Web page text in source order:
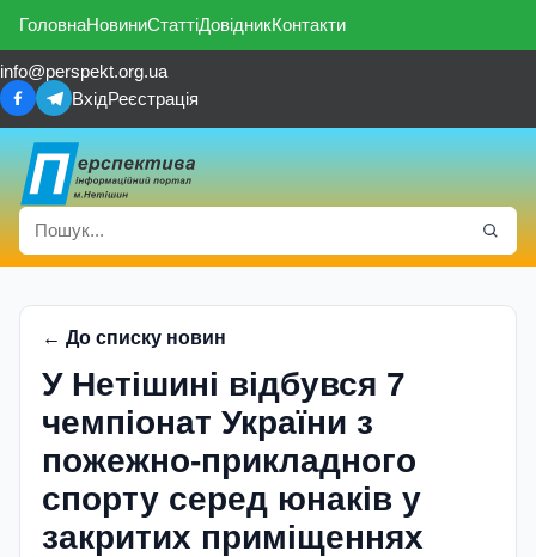
ГоловнаНовиниСтаттіДовідникКонтакти
info@perspekt.org.ua
ВхідРеєстрація
← До списку новин
У Нетішині відбувся 7
чемпіонат України з
пожежно-прикладного
спорту серед юнаків у
закритих приміщеннях